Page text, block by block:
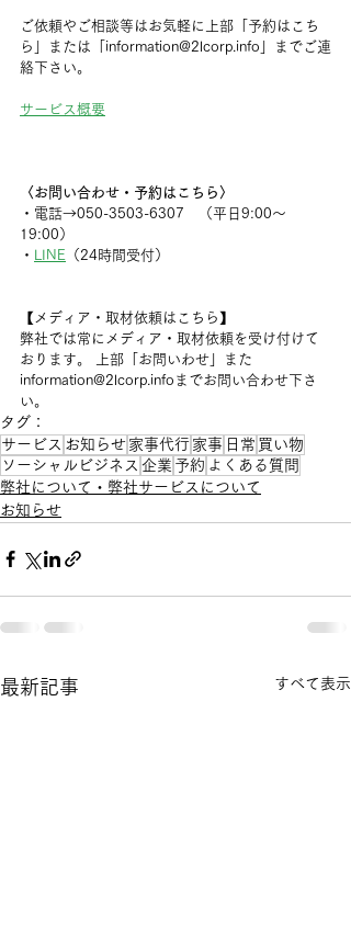
ご依頼やご相談等はお気軽に上部「予約はこち
ら」または「information@2lcorp.info」までご連
絡下さい。
サービス概要
〈お問い合わせ・予約はこちら〉
・電話→050-3503-6307　（平日9:00〜
19:00）
・ LINE （24時間受付）
【メディア・取材依頼はこちら】
弊社では常にメディア・取材依頼を受け付けて
おります。 上部「お問いわせ」また
information@2lcorp.infoまでお問い合わせ下さ
い。
タグ：
サービス お知らせ 家事代行 家事 日常 買い物
ソーシャルビジネス 企業 予約 よくある質問
弊社について・弊社サービスについて
お知らせ
最新記事 すべて表示